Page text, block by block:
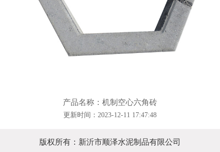
产品名称：机制空心六角砖
更新时间：2023-12-11 17:47:48
版权所有：新沂市顺泽水泥制品有限公司